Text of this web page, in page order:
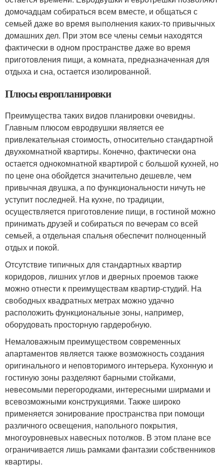
домочадцам собираться всем вместе, и общаться с
семьей даже во время выполнения каких-то привычных
домашних дел. При этом все члены семьи находятся
фактически в одном пространстве даже во время
приготовления пищи, а комната, предназначенная для
отдыха и сна, остается изолированной.
Плюсы европланировки
Преимущества таких видов планировки очевидны.
Главным плюсом евродвушки является ее
привлекательная стоимость, относительно стандартной
двухкомнатной квартиры. Конечно, фактически она
остается однокомнатной квартирой с большой кухней, но
по цене она обойдется значительно дешевле, чем
привычная двушка, а по функциональности ничуть не
уступит последней. На кухне, по традиции,
осуществляется приготовление пищи, в гостиной можно
принимать друзей и собираться по вечерам со всей
семьей, а отдельная спальня обеспечит полноценный
отдых и покой.
Отсутствие типичных для стандартных квартир
коридоров, лишних углов и дверных проемов также
можно отнести к преимуществам квартир-студий. На
свободных квадратных метрах можно удачно
расположить функциональные зоны, например,
оборудовать просторную гардеробную.
Немаловажным преимуществом современных
апартаментов является также возможность создания
оригинального и неповторимого интерьера. Кухонную и
гостиную зоны разделяют барными стойками,
невесомыми перегородками, интересными ширмами и
всевозможными конструкциями. Также широко
применяется зонирование пространства при помощи
различного освещения, напольного покрытия,
многоуровневых навесных потолков. В этом плане все
ограничивается лишь рамками фантазии собственников
квартиры.